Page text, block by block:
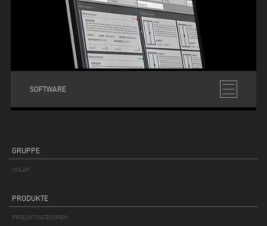
SOFTWARE
GRUPPE
VOILÀP
PRODUKTE
PRODUKTKATEGORIEN